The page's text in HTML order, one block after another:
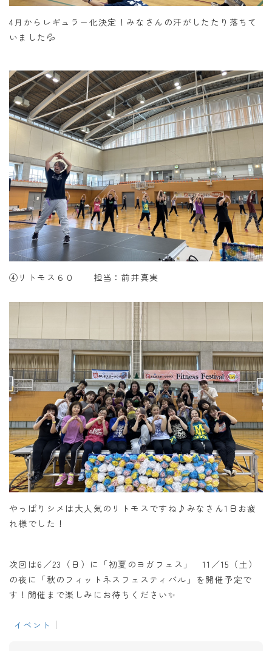
4月からレギュラー化決定！みなさんの汗がしたたり落ちて
いました💦
④リトモス６０ 担当：前井真実
やっぱりシメは大人気のリトモスですね♪みなさん1日お疲
れ様でした！
次回は6／23（日）に「初夏のヨガフェス」 11／15（土）
の夜に「秋のフィットネスフェスティバル」を開催予定で
す！開催まで楽しみにお待ちください✨
イベント